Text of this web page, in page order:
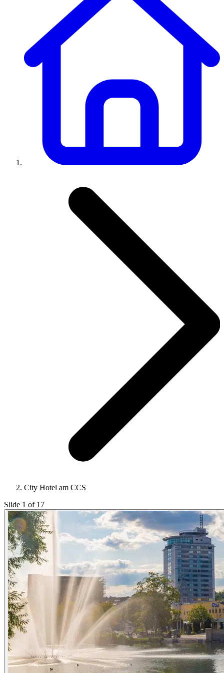
City Hotel am CCS
Slide 1 of 17